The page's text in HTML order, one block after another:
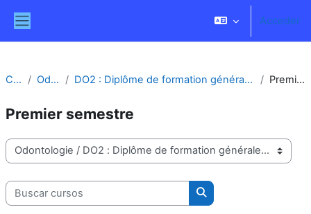
Acceder
Cursos Odontologie DO2 : Diplôme de formation générale en sciences odontologiques - 2ème année Premier semestre
Premier semestre
Categorías
Buscar cursos
Buscar cursos